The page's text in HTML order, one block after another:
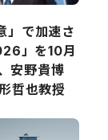
」で加速さ
」を10月
安野貴博
哲也教授